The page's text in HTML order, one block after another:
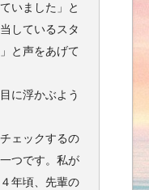
いました」と
しているスタ
と声をあげて
に浮かぶよう
ェックするの
つです。私が
年頃、先輩の